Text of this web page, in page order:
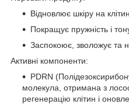
Відновлює шкіру на
Покращує пружність і
Заспокоює, зволожує та
Активні компоненти:
PDRN
молекула, отримана з
регенерацію клітин і